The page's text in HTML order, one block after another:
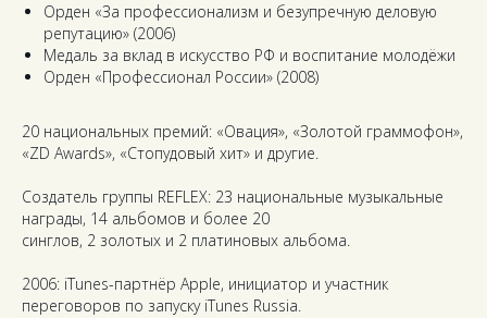
Орден «За профессионализм и безупречную деловую
репутацию» (2006)
Медаль за вклад в искусство РФ и воспитание молодёжи
Орден «Профессионал России» (2008)
20 национальных премий: «Овация», «Золотой граммофон»,
«ZD Awards», «Стопудовый хит» и другие.
Создатель группы REFLEX: 23 национальные музыкальные
награды, 14 альбомов и более 20
синглов, 2 золотых и 2 платиновых альбома.
2006: iTunes-партнёр Apple, инициатор и участник
переговоров по запуску iTunes Russia.